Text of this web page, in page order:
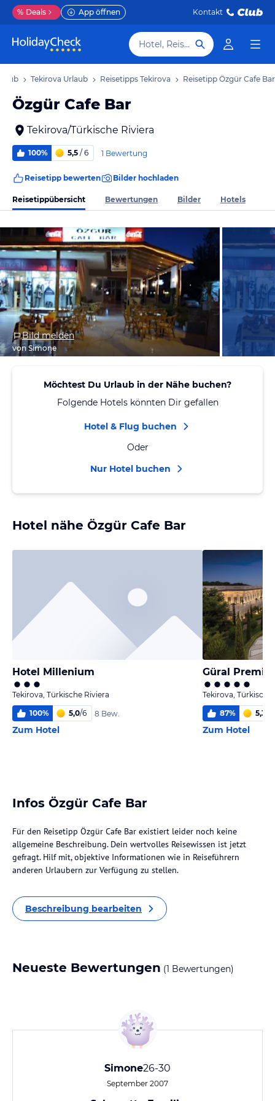
% Deals App öffnen Kontakt
Hotel, Reiseziel
Tekirova Urlaub Reisetipps Tekirova Reisetipp Özgür Cafe Bar
Özgür Cafe Bar
Tekirova/Türkische Riviera
100% 5,5 / 6 1 Bewertung
Reisetipp bewerten Bilder hochladen
Reisetippübersicht Bewertungen Bilder Hotels
Bild melden
von Simone
Möchtest Du Urlaub in der Nähe buchen?
Folgende Hotels könnten Dir gefallen
Hotel & Flug buchen
Oder
Nur Hotel buchen
Hotel nähe Özgür Cafe Bar
Hotel Millenium
Tekirova, Türkische Riviera
100% 5,0/6 8 Bew.
Zum Hotel
Güral
Tekirova, Türkische
87% 5,3
Zum Hotel
Infos Özgür Cafe Bar
Für den Reisetipp Özgür Cafe Bar existiert leider noch keine
allgemeine Beschreibung. Dein wertvolles Reisewissen ist jetzt
gefragt. Hilf mit, objektive Informationen wie in Reiseführern
anderen Urlaubern zur Verfügung zu stellen.
Beschreibung bearbeiten
Neueste Bewertungen (1 Bewertungen)
Simone26-30
September 2007